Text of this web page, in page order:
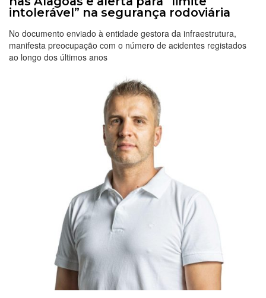
intolerável” na segurança rodoviária
No documento enviado à entidade gestora da infraestrutura,
manifesta preocupação com o número de acidentes registados
ao longo dos últimos anos